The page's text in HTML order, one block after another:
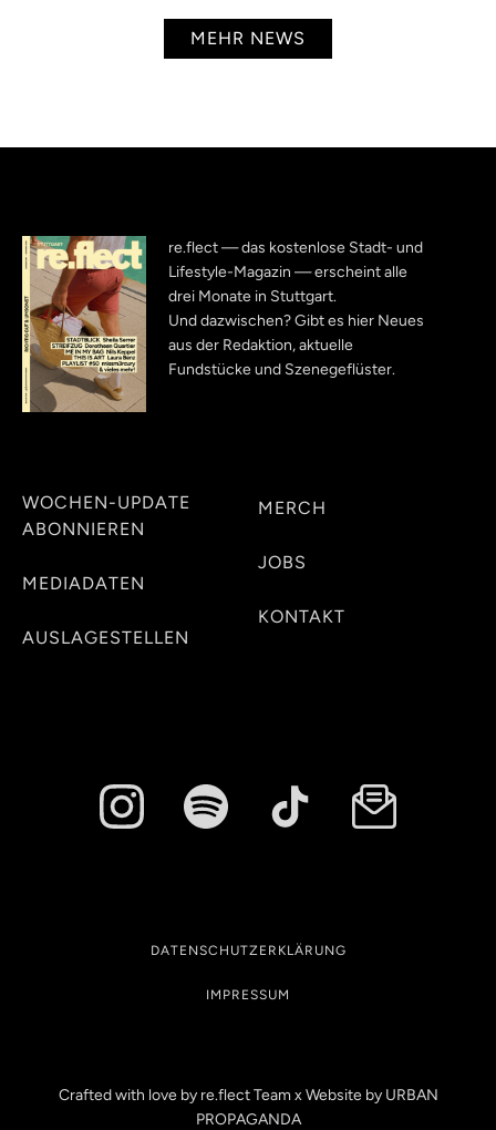
MEHR NEWS
re.flect — das kostenlose Stadt- und
Lifestyle-Magazin — erscheint alle
drei Monate in Stuttgart.
Und dazwischen? Gibt es hier Neues
aus der Redaktion, aktuelle
Fundstücke und Szenegeflüster.
WOCHEN-UPDATE
ABONNIEREN
MEDIADATEN
AUSLAGESTELLEN
MERCH
JOBS
KONTAKT
DATENSCHUTZERKLÄRUNG
IMPRESSUM
Crafted with love by re.flect Team x Website by URBAN
PROPAGANDA